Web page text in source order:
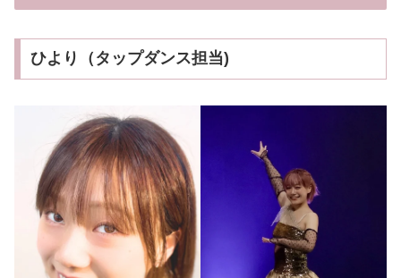
ひより（タップダンス担当)